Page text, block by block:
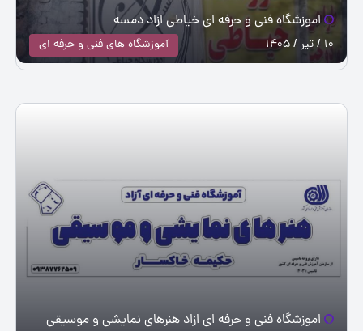
اموزشگاه فنی و حرفه ای خیاطی ازاد دمسه
آموزشگاه های فنی و حرفه ای 10 / تیر / 1405
اموزشگاه فنی و حرفه ای ازاد هنرهای نمایشی و موسیقی